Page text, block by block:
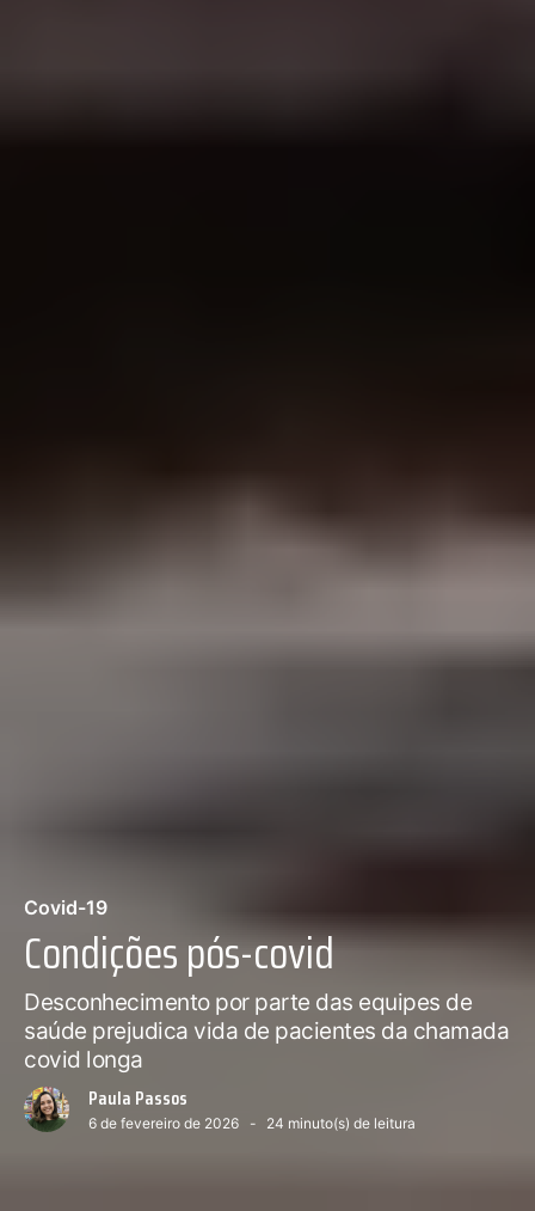
Covid-19
Condições pós-covid
Desconhecimento por parte das equipes de
saúde prejudica vida de pacientes da chamada
covid longa
Paula Passos
6 de fevereiro de 2026 24 minuto(s) de leitura